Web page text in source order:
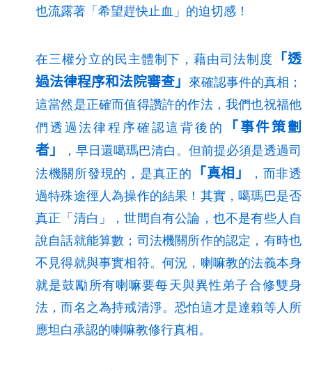
也流露著「希望趕快止血」的迫切感！
在三權分立的民主體制下，藉由司法制度 「透
過法律程序和法院審查」 來確認事件的真相；
這當然是正確而值得讚許的作法，我們也祝福他
們透過法律程序確認這背後的
「事件策劃
者」
，早日還噶瑪巴清白。但前提必須是透過司
法機關所發現的，是真正的 「真相」
，而非透
過特殊途徑人為操作的結果！其實，噶瑪巴是否
真正「清白」，世間自有公論，也不是有些人自
說自話就能算數；司法機關所作的認定，有時也
不見得就與事實相符。何況，喇嘛教的法義本身
就是鼓勵所有喇嘛要每天與異性弟子合修雙身
法，而名之為持戒清淨。恐怕這才是達賴等人所
應坦白承認的喇嘛教修行真相。